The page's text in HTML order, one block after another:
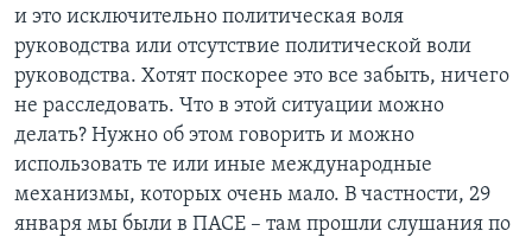
и это исключительно политическая воля
руководства или отсутствие политической воли
руководства. Хотят поскорее это все забыть, ничего
не расследовать. Что в этой ситуации можно
делать? Нужно об этом говорить и можно
использовать те или иные международные
механизмы, которых очень мало. В частности, 29
января мы были в ПАСЕ – там прошли слушания по